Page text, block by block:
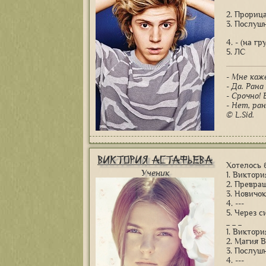
2.
3.
4. - (на
5. ЛС
- Мне
- Да. Рана
- Срочно!
- Нет,
© L.Sid.
Виктория Астафьева
Ученик
Хотелось
1.
2.
3. Новичок
4. ---
5. Через
1.
2. Магия
3.
4. ---